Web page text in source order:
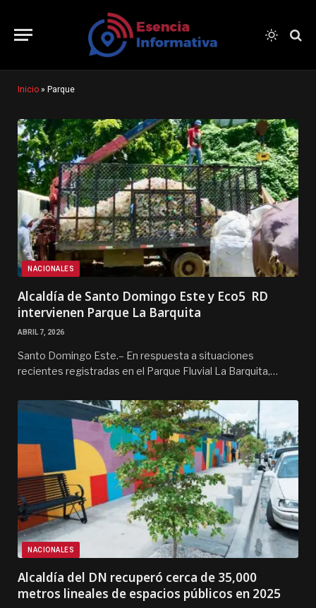
Inicio » Parque
NACIONALES
Alcaldía de Santo Domingo Este y Eco5 RD
intervienen Parque La Barquita
ABRIL 7, 2026
Santo Domingo Este.– En respuesta a situaciones
recientes registradas en el Parque Fluvial La Barquita,…
NACIONALES
Alcaldía del DN recuperó cerca de 35,000
metros lineales de espacios públicos en 2025